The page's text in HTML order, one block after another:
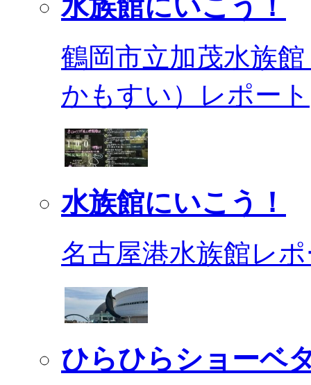
水族館にいこう！
鶴岡市立加茂水族
かもすい）レポート
水族館にいこう！
名古屋港水族館レ
ひらひらショーベ